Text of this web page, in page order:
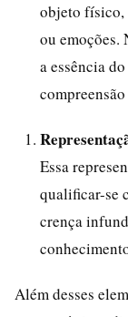
objeto físico,
ou emoções.
a essência
Essa
qualificar-se
crença
Além desses